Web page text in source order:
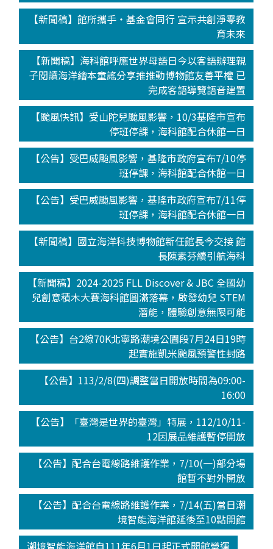
【新聞稿】館所攜手‧基金會同行 宣示共創淨零教
育未來
【新聞稿】海科館呼應世界母語日今以客語辦理親
子閱讀海洋繪本童謠分享推推動博物館友善平權 已
完成客語導覽語音建置
【颱風快訊】受山陀兒颱風影響，10/3基隆市宣布
停班停課，海科館配合休館一日
【公告】受巴威颱風影響，基隆市政府宣布7/10停
班停課，海科館配合休館一日
【公告】受巴威颱風影響，基隆市政府宣布7/11停
班停課，海科館配合休館一日
【新聞稿】國立海洋科技博物館新任館長今交接 館
長陳素芬續引航海科
【新聞稿】2024-2025 FLL Discover & JBC 全國幼
兒創意積木大賽海科館圓滿落幕，啟發幼兒 STEM
潛能，體驗創意無限可能
【公告】台2線70K北寧路潮境公園段7月24日19時
起實施凱米颱風預警性封路
【公告】113/2/8(四)調整當日開放時間為09:00-
16:00
【公告】「臺灣是世界的臺灣」特展，112/10/11-
12因展品維護暫停開放
【公告】配合台電線路維護作業，7/10(一)部分場
館暫不對外開放
【公告】配合台電線路維護作業，7/14(五)當日潮
境智能海洋館延後至10點開館
潮境智能海洋館自111年6月1日起正式開館營運